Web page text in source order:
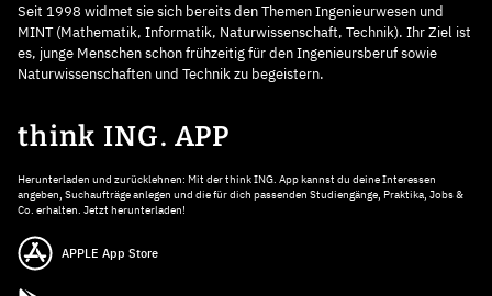
Seit 1998 widmet sie sich bereits den Themen Ingenieurwesen und
MINT (Mathematik, Informatik, Naturwissenschaft, Technik). Ihr Ziel ist
es, junge Menschen schon frühzeitig für den Ingenieursberuf sowie
Naturwissenschaften und Technik zu begeistern.
think ING. APP
Herunterladen und zurücklehnen: Mit der think ING. App kannst du deine Interessen
angeben, Suchaufträge anlegen und die für dich passenden Studiengänge, Praktika, Jobs &
Co. erhalten. Jetzt herunterladen!
APPLE App Store